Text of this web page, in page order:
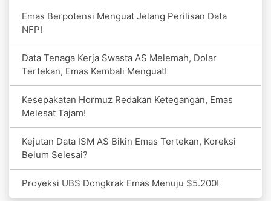
Emas Berpotensi Menguat Jelang Perilisan Data
NFP!
Data Tenaga Kerja Swasta AS Melemah, Dolar
Tertekan, Emas Kembali Menguat!
Kesepakatan Hormuz Redakan Ketegangan, Emas
Melesat Tajam!
Kejutan Data ISM AS Bikin Emas Tertekan, Koreksi
Belum Selesai?
Proyeksi UBS Dongkrak Emas Menuju $5.200!